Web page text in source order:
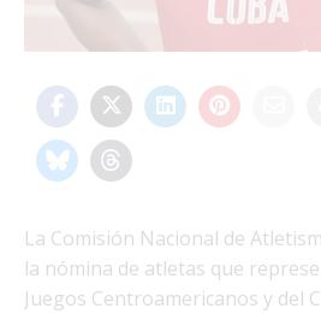
La Comisión Nacional de
la nómina de atletas que
Juegos Centroamericanos y del